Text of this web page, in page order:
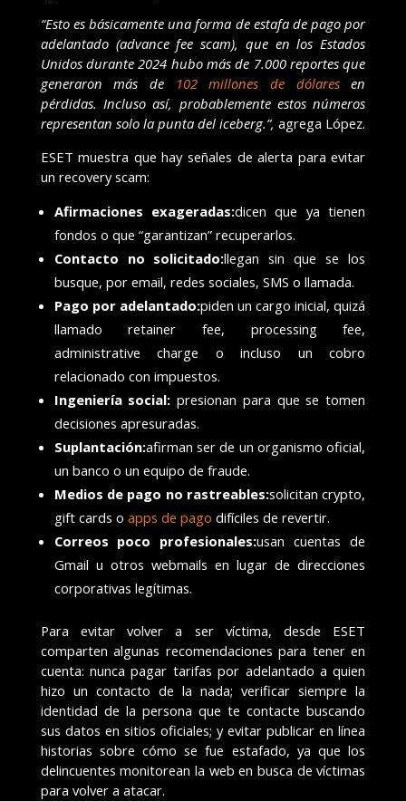
“Esto es básicamente una forma de estafa de pago por
adelantado (advance fee scam), que en los Estados
Unidos durante 2024 hubo más de 7.000 reportes que
generaron más de
102 millones de dólaresen
pérdidas. Incluso así, probablemente estos números
representan solo la punta del iceberg.”, agrega López.
ESET muestra que hay señales de alerta para evitar
un recovery scam:
Afirmaciones exageradas:dicen que ya tienen
fondos o que “garantizan” recuperarlos.
Contacto no solicitado:llegan sin que se los
busque, por email, redes sociales, SMS o llamada.
Pago por adelantado:piden un cargo inicial, quizá
llamado retainer fee, processing fee,
administrative charge o incluso un cobro
relacionado con impuestos.
Ingeniería social:presionan para que se tomen
decisiones apresuradas.
Suplantación:afirman ser de un organismo oficial,
un banco o un equipo de fraude.
Medios de pago no rastreables:solicitan crypto,
gift cards o apps de pago difíciles de revertir.
Correos poco profesionales:usan cuentas de
Gmail u otros webmails en lugar de direcciones
corporativas legítimas.
Para evitar volver a ser víctima, desde ESET
comparten algunas recomendaciones para tener en
cuenta: nunca pagar tarifas por adelantado a quien
hizo un contacto de la nada; verificar siempre la
identidad de la persona que te contacte buscando
sus datos en sitios oficiales; y evitar publicar en línea
historias sobre cómo se fue estafado, ya que los
delincuentes monitorean la web en busca de víctimas
para volver a atacar.